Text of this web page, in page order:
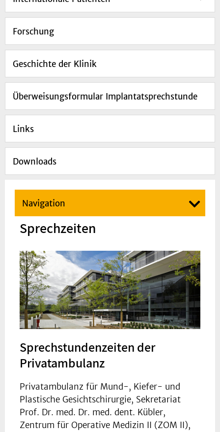
Forschung
Geschichte der Klinik
Überweisungsformular Implantatsprechstunde
Links
Downloads
Navigation
Sprechzeiten
Sprechstundenzeiten der
Privatambulanz
Privatambulanz für Mund-, Kiefer- und
Plastische Gesichtschirurgie, Sekretariat
Prof. Dr. med. Dr. med. dent. Kübler,
Zentrum für Operative Medizin II (ZOM II),